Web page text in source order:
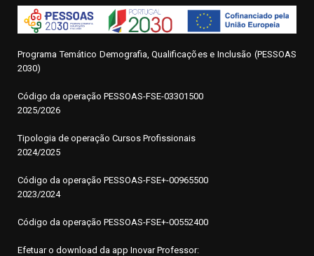
Programa Temático Demografia, Qualificações e Inclusão (PESSOAS
2030)
Código da operação PESSOAS-FSE-03301500
2025/2026
Tipologia de operação Cursos Profissionais
2024/2025
Código da operação PESSOAS-FSE+-00965500
2023/2024
Código da operação PESSOAS-FSE+-00552400
Efetuar o download da app Inovar Professor: